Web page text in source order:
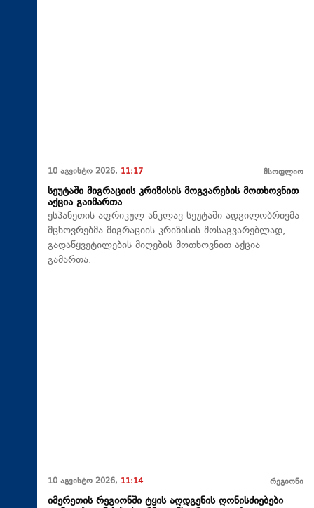
10 აგვისტო 2026, 11:17 მსოფლიო
სეუტაში მიგრაციის კრიზისის მოგვარების მოთხოვნით
აქცია გაიმართა
ესპანეთის აფრიკულ ანკლავ სეუტაში ადგილობრივმა
მცხოვრებმა მიგრაციის კრიზისის მოსაგვარებლად,
გადაწყვეტილების მიღების მოთხოვნით აქცია
გამართა.
10 აგვისტო 2026, 11:14 რეგიონი
იმერეთის რეგიონში ტყის აღდგენის ღონისძიებები